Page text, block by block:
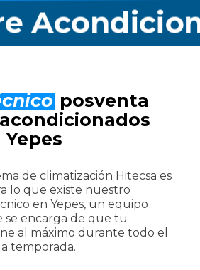
posventa
de climatización Hitecsa es
lo que existe nuestro
en Yepes, un equipo
se encarga de que tu
al máximo durante todo el
temporada.